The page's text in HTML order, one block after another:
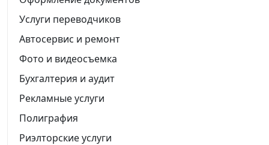
Услуги переводчиков
Автосервис и ремонт
Фото и видеосъемка
Бухгалтерия и аудит
Рекламные услуги
Полиграфия
Риэлторские услуги